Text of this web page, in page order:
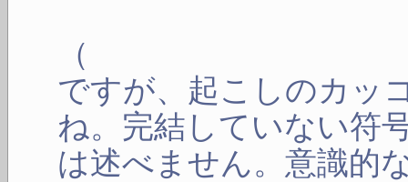
（
ですが、起こしのカッ
ね。完結していない符
は述べません。意識的